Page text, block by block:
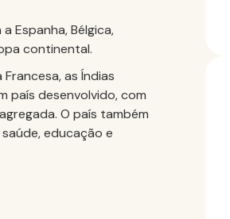
Espanha, Bélgica,
continental.
as Índias
país desenvolvido, com
O país também
educação e